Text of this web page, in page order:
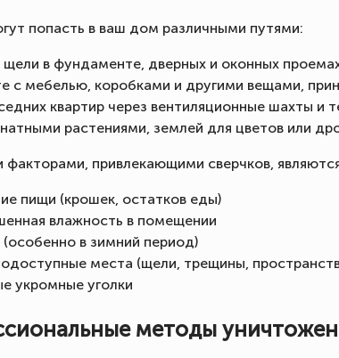
попасть в ваш дом различными путями:
щели в фундаменте, дверных и оконных
с мебелью, коробками и другими вещами,
квартир через вентиляционные шахты и
растениями, землей для цветов или
привлекающими сверчков,
пищи (крошек, остатков еды)
влажность в помещении
(особенно в зимний период)
места (щели, трещины,
укромные уголки
методы